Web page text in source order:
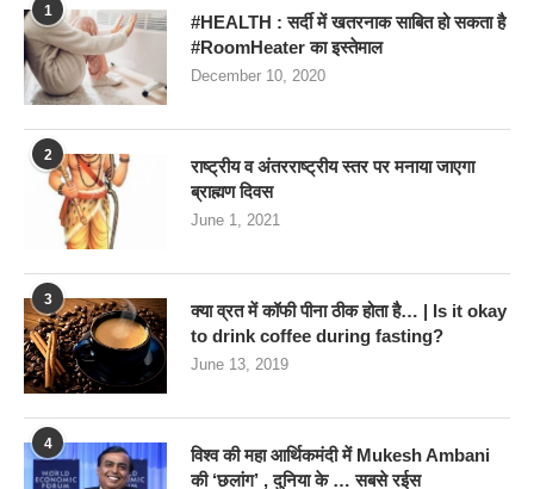
1
#HEALTH : सर्दी में खतरनाक साबित हो सकता है
#RoomHeater का इस्तेमाल
December 10, 2020
2
राष्ट्रीय व अंतरराष्ट्रीय स्तर पर मनाया जाएगा
ब्राह्मण दिवस
June 1, 2021
3
क्या व्रत में कॉफी पीना ठीक होता है… | Is it okay
to drink coffee during fasting?
June 13, 2019
4
विश्व की महा आर्थिकमंदी में Mukesh Ambani
की ‘छलांग’ , दुनिया के … सबसे रईस